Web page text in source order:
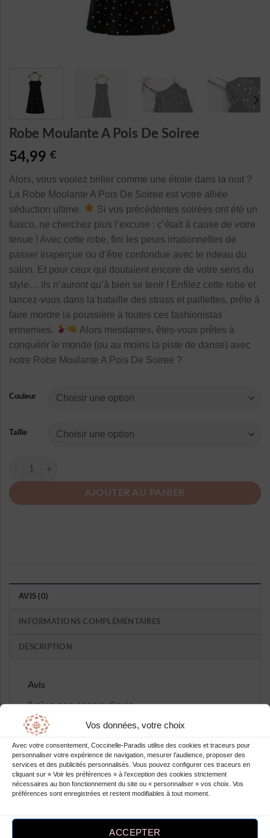
Vos données, votre choix
Avec votre consentement, Coccinelle-Paradis utilise des cookies et traceurs pour
personnaliser votre expérience de navigation, mesurer l’audience, proposer des
services et des publicités personnalisés. Vous pouvez configurer ces traceurs en
cliquant sur « Voir les préférences » à l’exception des cookies strictement
nécessaires au bon fonctionnement du site ou « personnaliser » vos choix. Vos
préférences sont enregistrées et restent modifiables à tout moment.
ACCEPTER
Robe Moulante A Pois De Soiree
54,99 €
Alors, vous voulez briller comme une étoile dans la nuit ?
La Robe Moulante A Pois De Soiree est votre alliée
séduction ultime.
Si vos précédentes soirées ont été un
fiasco, ne cherchez plus l’excuse : c’était à cause de votre
tenue ! Avec cette robe, fini les peurs irrationnelles de
passer inaperçue ou d’être confondue avec le rideau du
salon. Et pour ceux qui doutaient encore de votre sens du
style… ils n’auront qu’à bien se tenir ! Enfilez cette robe et
lancez-vous dans la bataille des strass et paillettes, prête à
faire mordre la poussière à toutes ces fashionistas
ennemies.
Alors mesdames, êtes-vous prêtes à
conquérir le monde (ou au moins la piste de danse) avec
notre Robe Moulante A Pois De Soiree ?
Couleur
Taille
quantité de Robe Moulante A Pois De Soiree
AJOUTER AU PANIER
AVIS (0)
INFORMATIONS COMPLÉMENTAIRES
DESCRIPTION
Avis
Il n’y a pas encore d’avis.
Soyez le premier à laisser votre avis sur
“Robe Moulante A Pois De Soiree”
un avis.